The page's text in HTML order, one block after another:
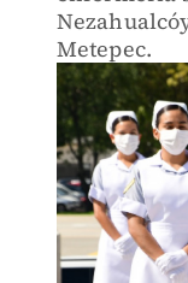
Metepec.